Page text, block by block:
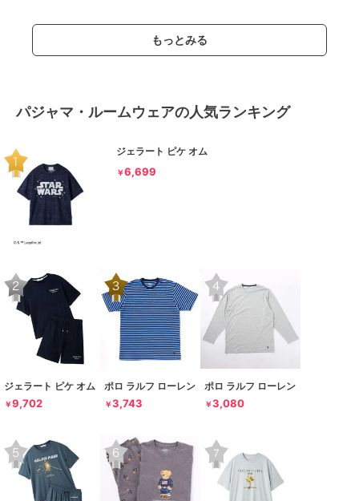
もっとみる
パジャマ・ルームウェアの人気ランキング
ジェラート ピケ オム
￥6,699
ジェラート ピケ オム
￥9,702
ポロ ラルフ ローレン
￥3,743
ポロ ラルフ ローレン
￥3,080